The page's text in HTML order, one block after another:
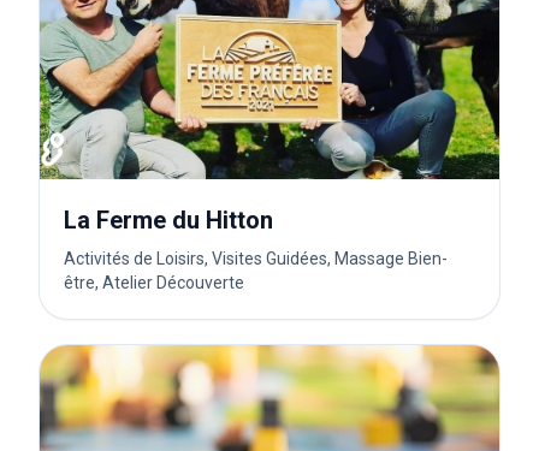
La Ferme du Hitton
Activités de Loisirs, Visites Guidées, Massage Bien-
être, Atelier Découverte